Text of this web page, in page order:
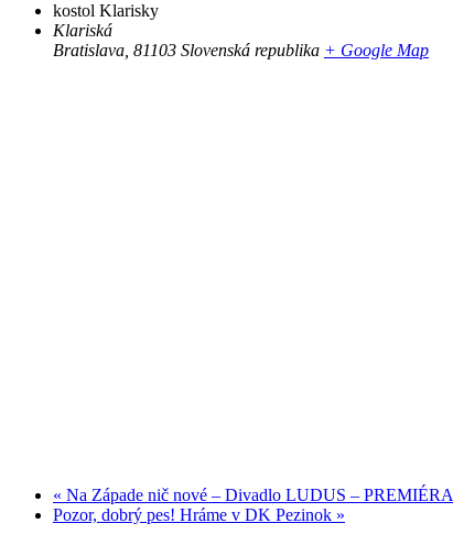
kostol Klarisky
Klariská
Bratislava 81103 Slovenská republika + Google Map
« Na Západe nič nové – Divadlo LUDUS – PREMIÉRA
Pozor, dobrý pes! Hráme v DK Pezinok »